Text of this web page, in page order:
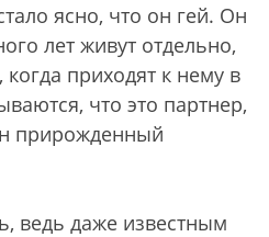
ясно, что он гей. Он
лет живут отдельно,
приходят к нему в
что это партнер,
прирожденный
ведь даже известным